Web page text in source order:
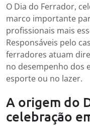
O Dia do Ferrador,
marco importante
profissionais mais
Responsáveis pelo
ferradores atuam
no desempenho dos
esporte ou no lazer.
A origem do
celebração